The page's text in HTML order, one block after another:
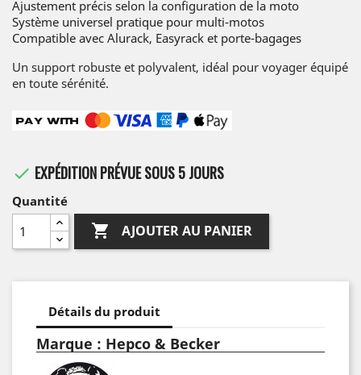
Ajustement précis selon la configuration de la moto
Système universel pratique pour multi-motos
Compatible avec Alurack, Easyrack et porte-bagages
Un support robuste et polyvalent, idéal pour voyager équipé
en toute sérénité.
 EXPÉDITION PRÉVUE SOUS 5 JOURS
Quantité
 AJOUTER AU PANIER
Détails du produit
Marque : Hepco & Becker